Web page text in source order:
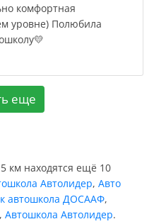
комфортная
уровне) Полюбила
еще
км находятся ещё 10
Автолидер, Авто
автошкола ДОСААФ,
, Автошкола Автолидер.